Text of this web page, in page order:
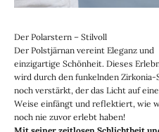
Der Polarstern – Stilvoll
Der Polstjärnan vereint Eleganz und
einzigartige Schönheit. Dieses
wird durch den funkelnden Zirkonia-
noch verstärkt, der das Licht auf eine
Weise einfängt und reflektiert, wie
noch nie zuvor erlebt haben!